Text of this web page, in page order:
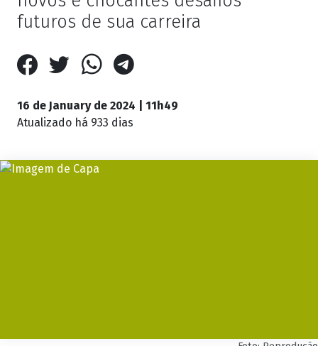
futuros de sua carreira
16 de January de 2024 | 11h49
Atualizado há 933 dias